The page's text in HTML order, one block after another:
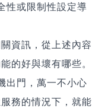
性或限制性設定導
資訊，從上述內容
的好與壞有哪些。
出門， 萬一不小心
務的情況下，就能